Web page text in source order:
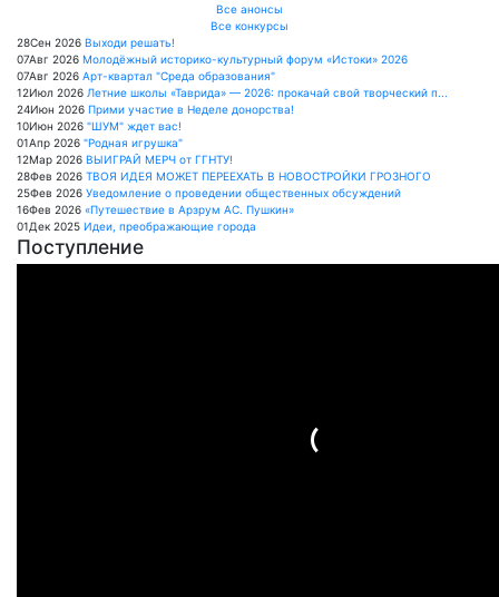
Все анонсы
Все конкурсы
28Сен 2026 Выходи решать!
07Авг 2026 Молодёжный историко-культурный форум «Истоки» 2026
07Авг 2026 Арт-квартал "Среда образования"
12Июл 2026 Летние школы «Таврида» — 2026: прокачай свой творческий п...
24Июн 2026 Прими участие в Неделе донорства!
10Июн 2026 "ШУМ" ждет вас!
01Апр 2026 "Родная игрушка"
12Мар 2026 ВЫИГРАЙ МЕРЧ от ГГНТУ!
28Фев 2026 ТВОЯ ИДЕЯ МОЖЕТ ПЕРЕЕХАТЬ В НОВОСТРОЙКИ ГРОЗНОГО
25Фев 2026 Уведомление о проведении общественных обсуждений
16Фев 2026 «Путешествие в Арзрум АС. Пушкин»
01Дек 2025 Идеи, преображающие города
Поступление